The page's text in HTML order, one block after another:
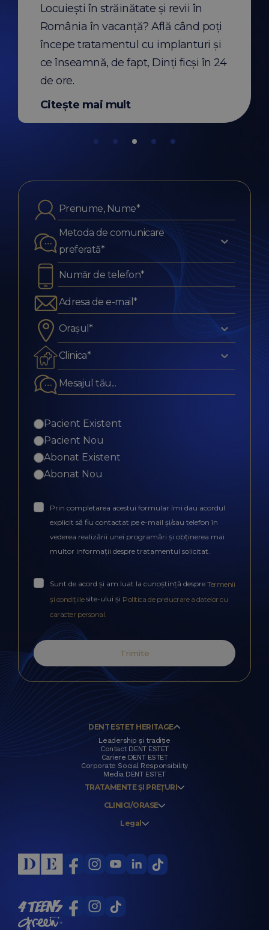
Locuiești în străinătate și revii în
România în vacanță? Află când poți
începe tratamentul cu implanturi și
ce înseamnă, de fapt, Dinți ficși în 24
de ore.
Citește mai mult
Citește mai mult
Metoda de comunicare
preferată*
Orașul*
Clinica*
Pacient Existent
Pacient Nou
Abonat Existent
Abonat Nou
Prin completarea acestui formular îmi dau acordul
explicit să fiu contactat pe e-mail și/sau telefon în
vederea realizării unei programări și obținerea mai
multor informații despre tratamentul solicitat.
Sunt de acord și am luat la cunoștință despre Termenii
și condițiilesite-ului și Politica de prelucrare a datelor cu
caracter personal
Trimite
DENT ESTET HERITAGE
Leadership și tradiție
Contact DENT ESTET
Cariere DENT ESTET
Corporate Social Responsibility
Media DENT ESTET
TRATAMENTE ȘI PREȚURI
CLINICI/ORASE
Legal